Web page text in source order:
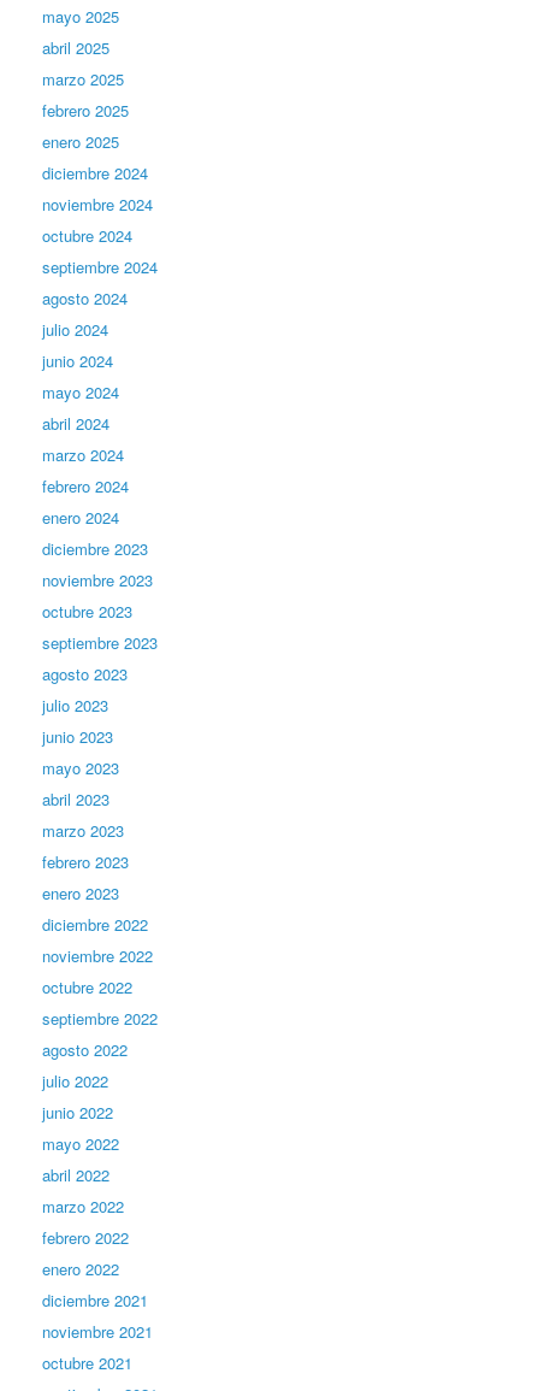
mayo 2025
abril 2025
marzo 2025
febrero 2025
enero 2025
diciembre 2024
noviembre 2024
octubre 2024
septiembre 2024
agosto 2024
julio 2024
junio 2024
mayo 2024
abril 2024
marzo 2024
febrero 2024
enero 2024
diciembre 2023
noviembre 2023
octubre 2023
septiembre 2023
agosto 2023
julio 2023
junio 2023
mayo 2023
abril 2023
marzo 2023
febrero 2023
enero 2023
diciembre 2022
noviembre 2022
octubre 2022
septiembre 2022
agosto 2022
julio 2022
junio 2022
mayo 2022
abril 2022
marzo 2022
febrero 2022
enero 2022
diciembre 2021
noviembre 2021
octubre 2021